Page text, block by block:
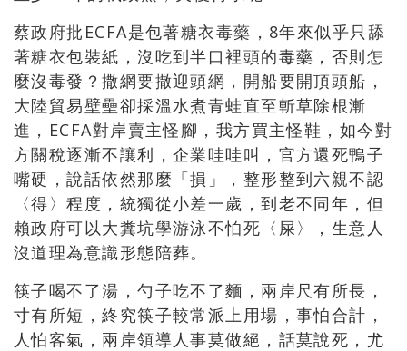
蔡政府批ECFA是包著糖衣毒藥，8年來似乎只舔
著糖衣包裝紙，沒吃到半口裡頭的毒藥，否則怎
麼沒毒發？撒網要撒迎頭網，開船要開頂頭船，
大陸貿易壁壘卻採溫水煮青蛙直至斬草除根漸
進，ECFA對岸賣主怪腳，我方買主怪鞋，如今對
方關稅逐漸不讓利，企業哇哇叫，官方還死鴨子
嘴硬，說話依然那麼「損」，整形整到六親不認
〈得〉程度，統獨從小差一歲，到老不同年，但
賴政府可以大糞坑學游泳不怕死〈屎〉，生意人
沒道理為意識形態陪葬。
筷子喝不了湯，勺子吃不了麵，兩岸尺有所長，
寸有所短，終究筷子較常派上用場，事怕合計，
人怕客氣，兩岸領導人事莫做絕，話莫說死，尤